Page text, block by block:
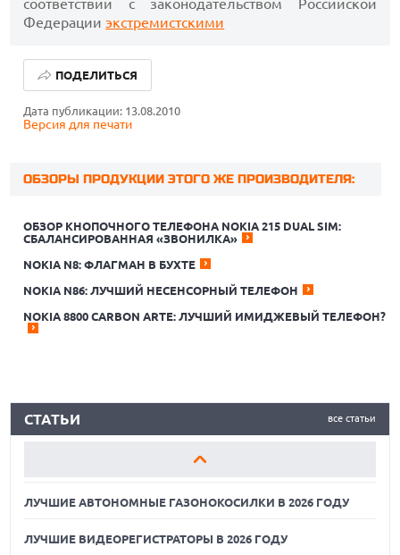
соответствии с законодательством Российской
Федерацииэкстремистскими
Дата публикации: 13.08.2010
Версия для печати
ПОДЕЛИТЬСЯ
ОБЗОРЫ ПРОДУКЦИИ ЭТОГО ЖЕ ПРОИЗВОДИТЕЛЯ:
ОБЗОР КНОПОЧНОГО ТЕЛЕФОНА NOKIA 215 DUAL SIM:
СБАЛАНСИРОВАННАЯ «ЗВОНИЛКА»
NOKIA N8: ФЛАГМАН В БУХТЕ
NOKIA N86: ЛУЧШИЙ НЕСЕНСОРНЫЙ ТЕЛЕФОН
NOKIA 8800 CARBON ARTE: ЛУЧШИЙ ИМИДЖЕВЫЙ ТЕЛЕФОН?
все статьи
СТАТЬИ
ЛУЧШИЕ АВТОНОМНЫЕ ГАЗОНОКОСИЛКИ В 2026 ГОДУ
ЛУЧШИЕ ВИДЕОРЕГИСТРАТОРЫ В 2026 ГОДУ
КАК БЕЗОПАСНО КУПИТЬ Б/У СМАРТФОН
ЛУЧШИЕ АВТОНОМНЫЕ ГАЗОНОКОСИЛКИ В 2026 ГОДУ
ЛУЧШИЕ ВИДЕОРЕГИСТРАТОРЫ В 2026 ГОДУ